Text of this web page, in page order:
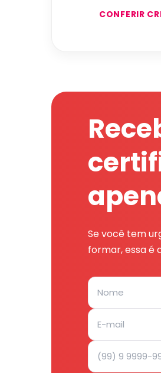
CONFERIR
Se você tem
formar, essa é